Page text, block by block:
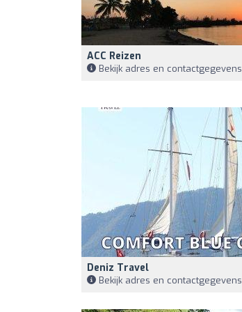
ACC Reizen
Bekijk adres en contactgegevens
Deniz Travel
Bekijk adres en contactgegevens